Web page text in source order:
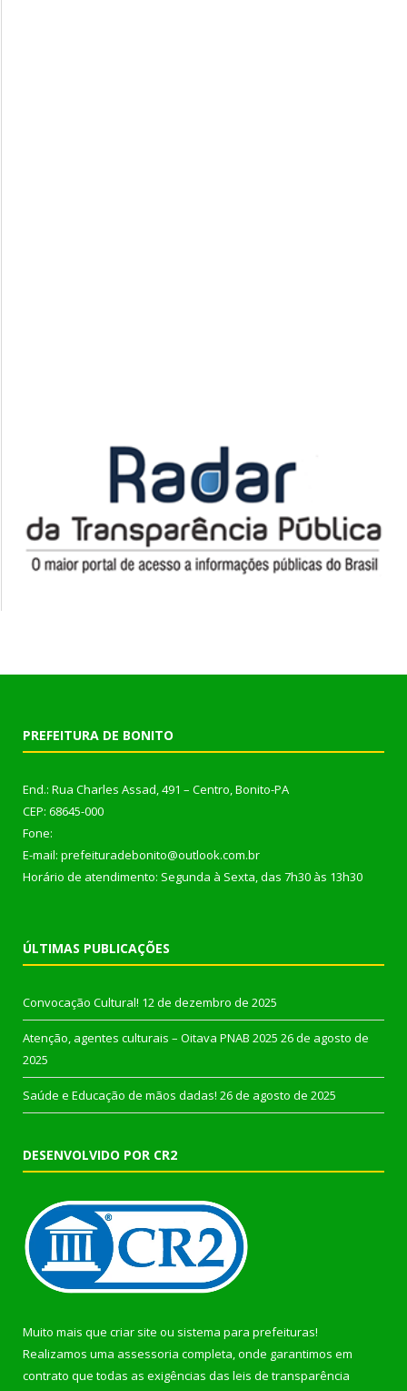
PREFEITURA DE BONITO
End.: Rua Charles Assad, 491 – Centro, Bonito-PA
CEP: 68645-000
Fone:
E-mail: prefeituradebonito@outlook.com.br
Horário de atendimento: Segunda à Sexta, das 7h30 às 13h30
ÚLTIMAS PUBLICAÇÕES
Convocação Cultural! 12 de dezembro de 2025
Atenção, agentes culturais – Oitava PNAB 2025 26 de agosto de
2025
Saúde e Educação de mãos dadas! 26 de agosto de 2025
DESENVOLVIDO POR CR2
Muito mais que criar site ou sistema para prefeituras!
Realizamos uma assessoria completa, onde garantimos em
contrato que todas as exigências das leis de transparência